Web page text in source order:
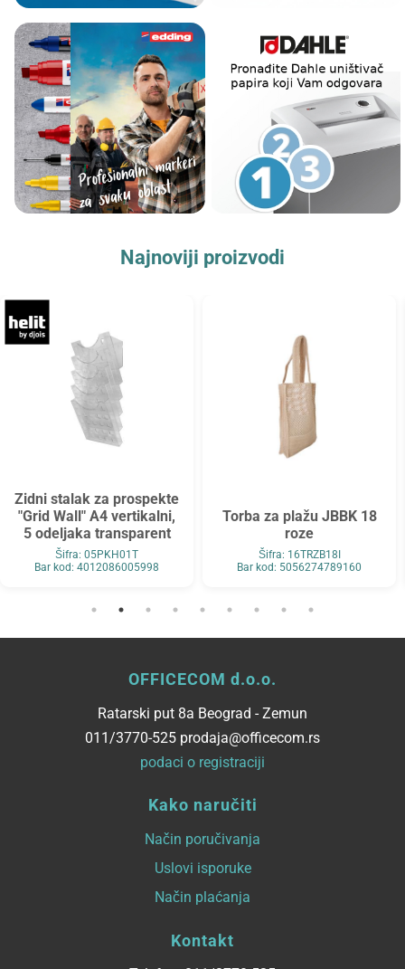
Najnoviji proizvodi
Zidni stalak za prospekte
"Grid Wall" A4 vertikalni,
5 odeljaka transparent
Šifra: 05PKH01T
Bar kod: 4012086005998
Torba za plažu JBBK 18
roze
Šifra: 16TRZB18I
Bar kod: 5056274789160
OFFICECOM d.o.o.
Ratarski put 8a Beograd - Zemun
011/3770-525 prodaja@officecom.rs
podaci o registraciji
Kako naručiti
Način poručivanja
Uslovi isporuke
Način plaćanja
Kontakt